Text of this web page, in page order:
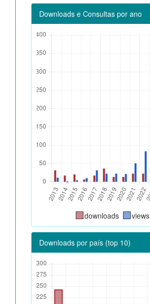
Downloads e Consultas por ano
downloads views
Downloads por país (top 10)